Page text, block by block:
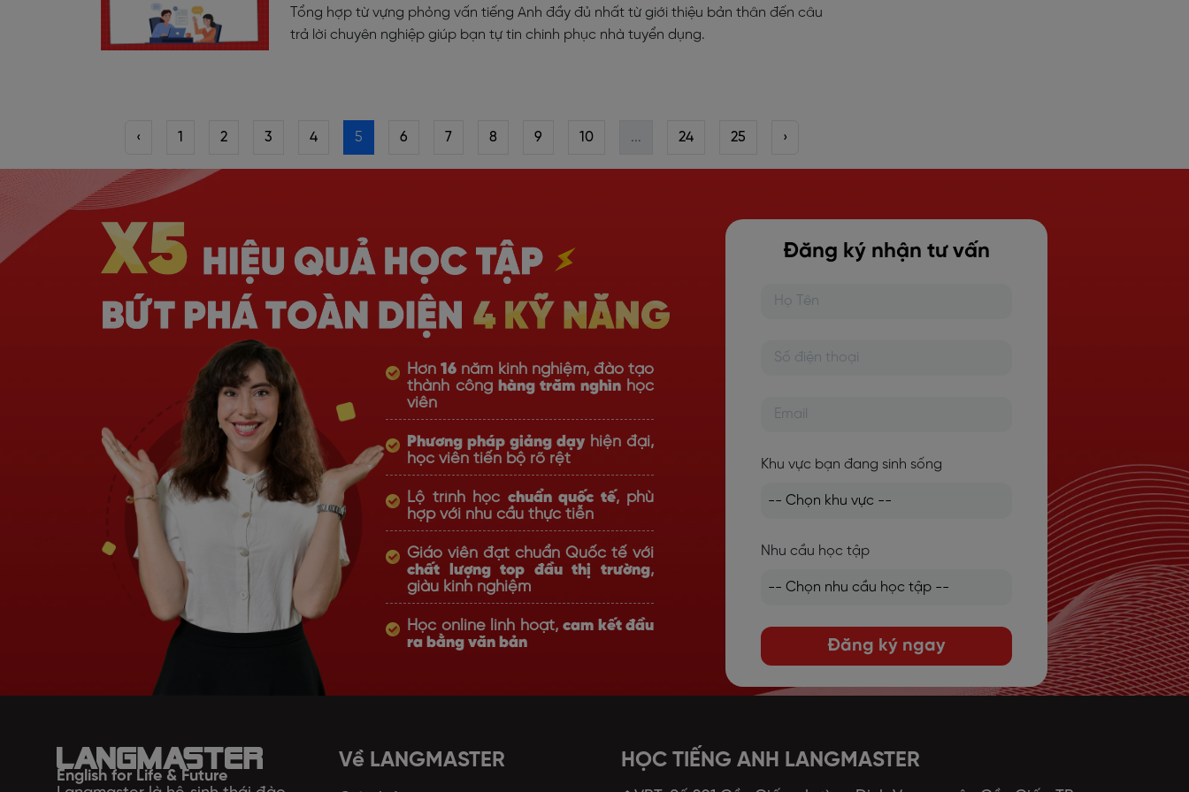
Tổng hợp từ vựng phỏng vấn tiếng Anh đầy đủ nhất từ giới thiệu bản thân đến câu
trả lời chuyên nghiệp giúp bạn tự tin chinh phục nhà tuyển dụng.
‹ 1 2 3 4 5 6 7 8 9 10 ... 24 25 ›
Hơn16 năm kinh nghiệm, đào tạo
thành công hàng trăm nghìnhọc
viên
Phương pháp giảng dạy hiện đại,
học viên tiến bộ rõ rệt
Lộ trình học chuẩn quốc tế, phù
hợp với nhu cầu thực tiễn
Giáo viên đạt chuẩn Quốc tế với
chất lượng top đầu thị trường,
giàu kinh nghiệm
Học online linh hoạt,cam kết đầu
ra bằng văn bản
Đăng ký nhận tư vấn
Khu vực bạn đang sinh sống
Nhu cầu học tập
Đăng ký ngay
English for Life & Future
Về LANGMASTER HỌC TIẾNG ANH LANGMASTER